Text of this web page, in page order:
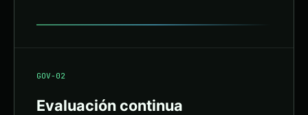
GOV-02
Evaluación continua